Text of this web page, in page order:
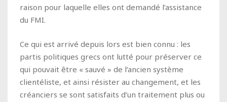
raison pour laquelle elles ont demandé l’assistance
du FMI.
Ce qui est arrivé depuis lors est bien connu : les
partis politiques grecs ont lutté pour préserver ce
qui pouvait être « sauvé » de l’ancien système
clientéliste, et ainsi résister au changement, et les
créanciers se sont satisfaits d’un traitement plus ou